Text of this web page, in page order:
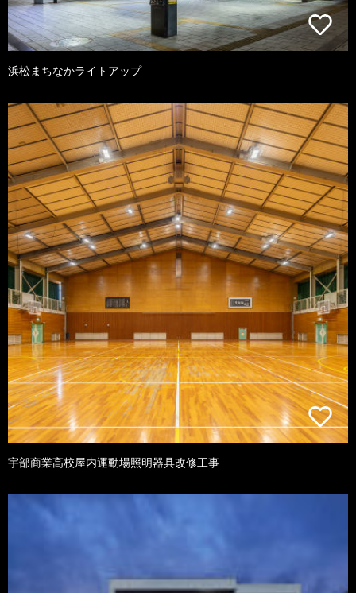
浜松まちなかライトアップ
宇部商業高校屋内運動場照明器具改修工事